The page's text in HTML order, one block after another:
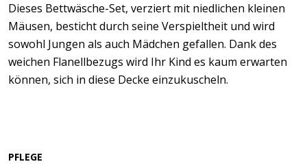
Dieses Bettwäsche-Set, verziert mit niedlichen kleinen
Mäusen, besticht durch seine Verspieltheit und wird
sowohl Jungen als auch Mädchen gefallen. Dank des
weichen Flanellbezugs wird Ihr Kind es kaum erwarten
können, sich in diese Decke einzukuscheln.
PFLEGE